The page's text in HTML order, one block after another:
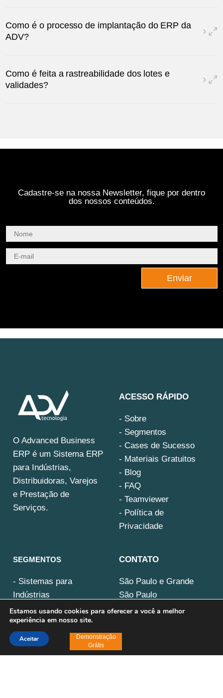
Como é o processo de implantação do ERP da
ADV?
Como é feita a rastreabilidade dos lotes e
validades?
Cadastre-se na nossa Newsletter, fique por dentro
dos nossos conteúdos.
Enviar
O Advanced Business
ERP é um Sistema ERP
para Indústrias,
Distribuidoras, Varejos
e Prestação de
Serviços.
ACESSO RÁPIDO
- Sobre
- Segmentos
- Cases de Sucesso
- Materiais Gratuitos
- Blog
- FAQ
- Teamviewer
- Política de
Privacidade
SEGMENTOS
- Sistemas para
Indústrias
-Sistemas para
Distribuidoras
CONTATO
São Paulo e Grande
São Paulo
11 2261-4000
Estamos usando cookies para oferecer a você a melhor
experiência em nosso site.
Aceitar
Demonstração
Grátis